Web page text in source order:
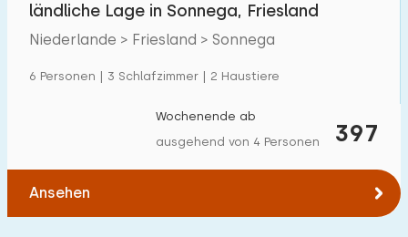
ländliche Lage in Sonnega, Friesland
Niederlande > Friesland > Sonnega
6 Personen | 3 Schlafzimmer | 2 Haustiere
397
Wochenende ab
ausgehend von 4 Personen
Ansehen